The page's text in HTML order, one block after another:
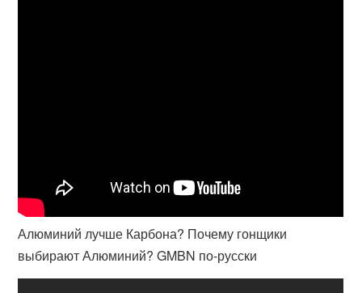
Алюминий лучше Карбона? Почему гонщики
выбирают Алюминий? GMBN по-русски